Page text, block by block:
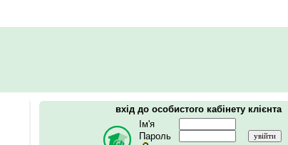
вхід до особистого кабінету клієнта
Ім'я
Пароль